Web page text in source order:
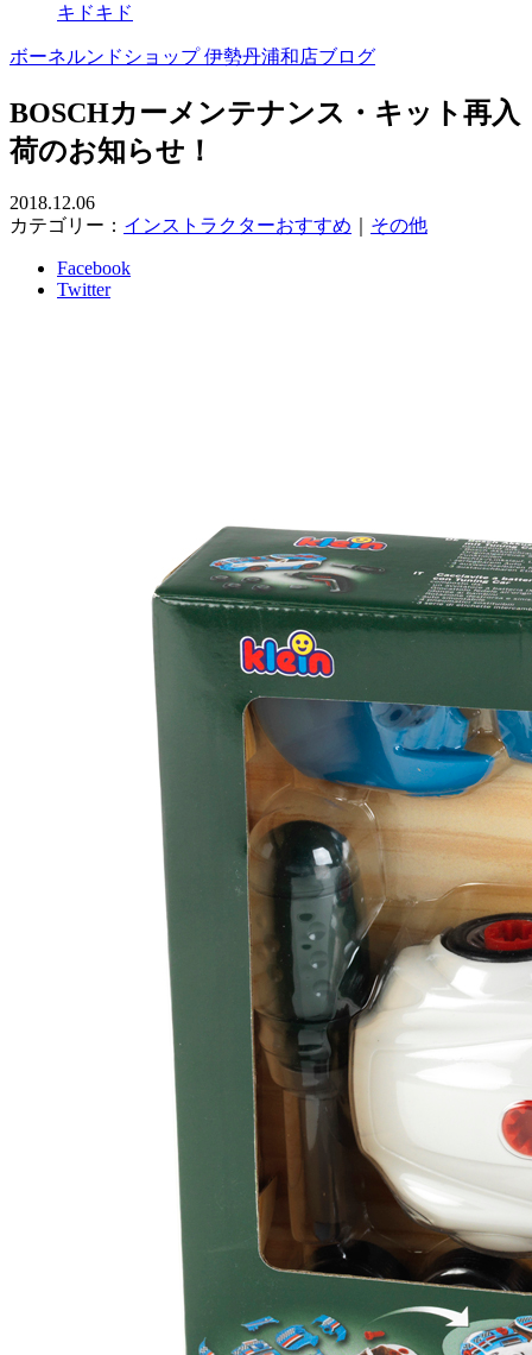
キドキド
ボーネルンドショップ 伊勢丹浦和店ブログ
BOSCHカーメンテナンス・キット再入
荷のお知らせ！
2018.12.06
カテゴリー： インストラクターおすすめ その他
Facebook
Twitter